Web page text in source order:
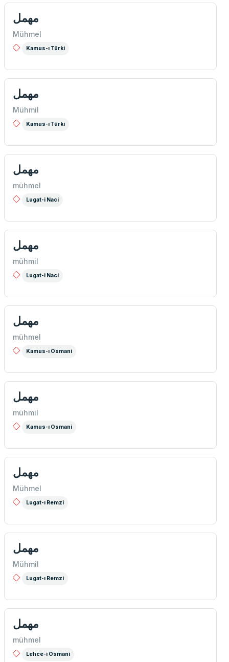
مهمل
Mühmel
Kamus-ı Türki
مهمل
Mühmil
Kamus-ı Türki
مهمل
mühmel
Lugat-i Naci
مهمل
mühmil
Lugat-i Naci
مهمل
mühmel
Kamus-ı Osmani
مهمل
mühmil
Kamus-ı Osmani
مهمل
Mühmel
Lugat-ı Remzi
مهمل
Mühmil
Lugat-ı Remzi
مهمل
mühmel
Lehce-i Osmani